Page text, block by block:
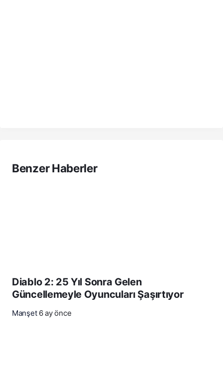
Benzer Haberler
Diablo 2: 25 Yıl Sonra Gelen
Güncellemeyle Oyuncuları Şaşırtıyor
Manşet 6 ay önce